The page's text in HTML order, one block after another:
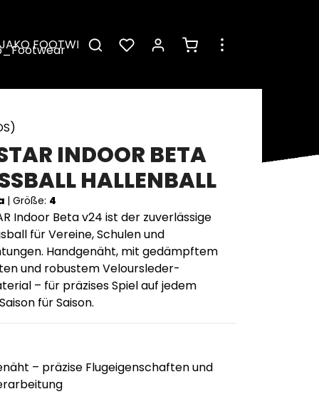
FOOTWEAR Warenkorb enthält 0
INDOOR BETA
HALLENBALL
| Größe: 4
Indoor Beta v24 ist der zuverlässige
für Vereine, Schulen und
Handgenäht, mit gedämpftem
und robustem Veloursleder-
– für präzises Spiel auf jedem
für Saison.
– präzise Flugeigenschaften und